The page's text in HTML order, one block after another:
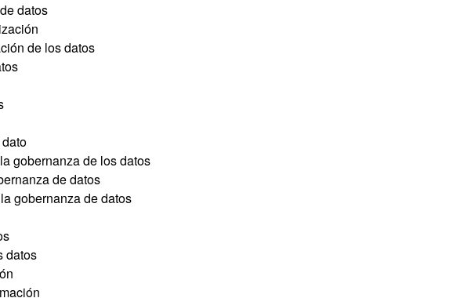
datos
de los datos
gobernanza de los datos
de datos
gobernanza de datos
datos